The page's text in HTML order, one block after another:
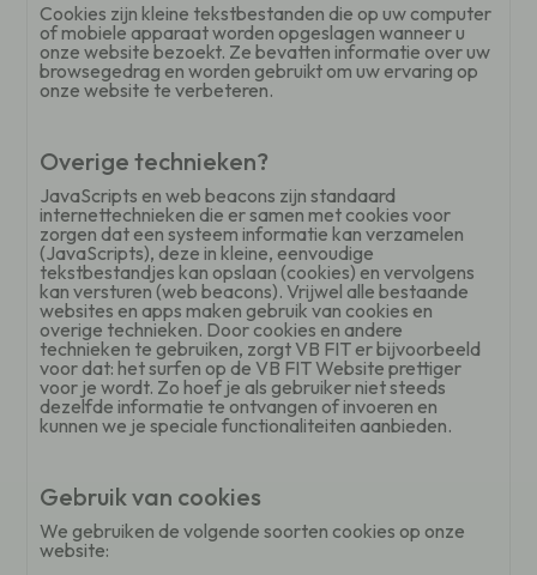
Cookies zijn kleine tekstbestanden die op uw computer
of mobiele apparaat worden opgeslagen wanneer u
onze website bezoekt. Ze bevatten informatie over uw
browsegedrag en worden gebruikt om uw ervaring op
onze website te verbeteren.
Overige technieken?
JavaScripts en web beacons zijn standaard
internettechnieken die er samen met cookies voor
zorgen dat een systeem informatie kan verzamelen
(JavaScripts), deze in kleine, eenvoudige
tekstbestandjes kan opslaan (cookies) en vervolgens
kan versturen (web beacons). Vrijwel alle bestaande
websites en apps maken gebruik van cookies en
overige technieken. Door cookies en andere
technieken te gebruiken, zorgt VB FIT er bijvoorbeeld
voor dat: het surfen op de VB FIT Website prettiger
voor je wordt. Zo hoef je als gebruiker niet steeds
dezelfde informatie te ontvangen of invoeren en
kunnen we je speciale functionaliteiten aanbieden.
Gebruik van cookies
We gebruiken de volgende soorten cookies op onze
website: